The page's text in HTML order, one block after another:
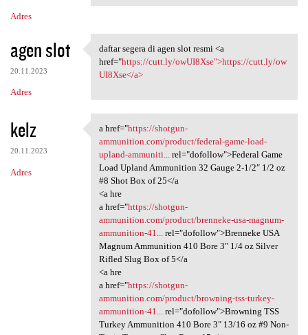
Adres
agen slot
20.11.2023
Adres
daftar segera di agen slot
daftar segera di agen slot resmi <a
href="https://cutt.ly/owUI8Xse">https://cutt.ly/ow
UI8Xse</a>
kelz
20.11.2023
Adres
a href="https://shotgun
a href="https://shotgun-
ammunition.com/product/federal-game-load-
upland-ammuniti...rel="dofollow">Federal Game
Load Upland Ammunition 32 Gauge 2-1/2″ 1/2 oz
#8 Shot Box of 25</a
<a hre
a href="https://shotgun-
ammunition.com/product/brenneke-usa-magnum-
ammunition-41...rel="dofollow">Brenneke USA
Magnum Ammunition 410 Bore 3″ 1/4 oz Silver
Rifled Slug Box of 5</a
<a hre
a href="https://shotgun-
ammunition.com/product/browning-tss-turkey-
ammunition-41...rel="dofollow">Browning TSS
Turkey Ammunition 410 Bore 3″ 13/16 oz #9 Non-